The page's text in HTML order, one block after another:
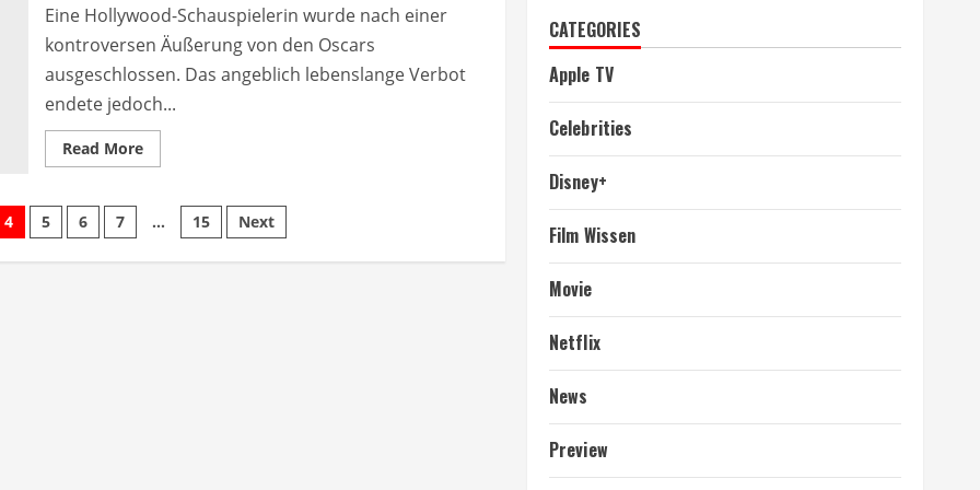
Eine Hollywood-Schauspielerin wurde nach einer
kontroversen Äußerung von den Oscars
ausgeschlossen. Das angeblich lebenslange Verbot
endete jedoch...
Read MoreRead
more
erhielt
Oscar-
Verbot
4 5 6 7 … 15 Next
CATEGORIES
Apple TV
Celebrities
Disney+
Film Wissen
Movie
Netflix
News
Preview